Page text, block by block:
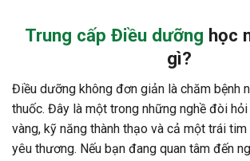
Trung cấp Điều dưỡng học
gì?
Điều dưỡng không đơn giản là chăm bệnh
thuốc. Đây là một trong những nghề đòi
vàng, kỹ năng thành thạo và cả một trái
yêu thương. Nếu bạn đang quan tâm đến